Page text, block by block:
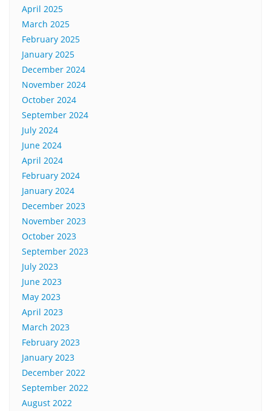
April 2025
March 2025
February 2025
January 2025
December 2024
November 2024
October 2024
September 2024
July 2024
June 2024
April 2024
February 2024
January 2024
December 2023
November 2023
October 2023
September 2023
July 2023
June 2023
May 2023
April 2023
March 2023
February 2023
January 2023
December 2022
September 2022
August 2022